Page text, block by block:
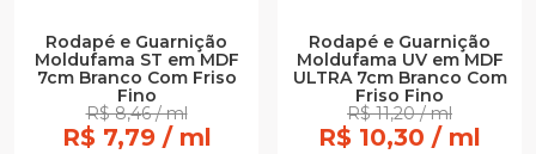
Rodapé e Guarnição
Moldufama ST em MDF
7cm Branco Com Friso
Fino
R$ 8,46 / ml
R$ 7,79 / ml
Rodapé e Guarnição
Moldufama UV em MDF
ULTRA 7cm Branco Com
Friso Fino
R$ 11,20 / ml
R$ 10,30 / ml